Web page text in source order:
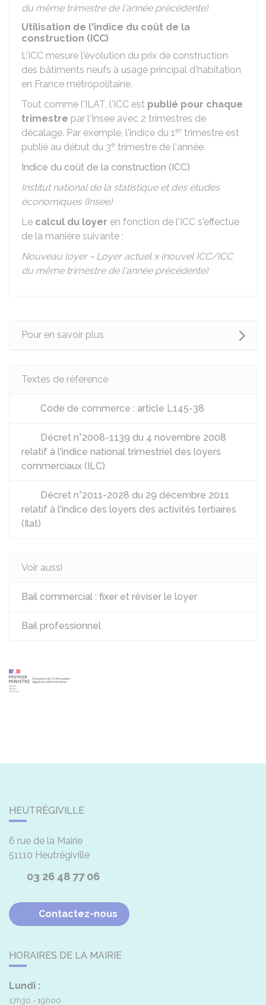
du même trimestre de l'année précédente)
Utilisation de l'indice du coût de la
construction (ICC)
L'ICC mesure l'évolution du prix de construction
des bâtiments neufs à usage principal d'habitation
en France métropolitaine.
Tout comme l'ILAT, l'ICC est publié pour chaque
trimestre par l'Insee avec 2 trimestres de
décalage. Par exemple, l'indice du 1er trimestre est
publié au début du 3e trimestre de l'année.
Indice du coût de la construction (ICC)
Institut national de la statistique et des études
économiques (Insee)
Le calcul du loyer en fonction de l'ICC s'effectue
de la manière suivante :
Nouveau loyer = Loyer actuel x (nouvel ICC/ICC
du même trimestre de l'année précédente)
Pour en savoir plus
Textes de référence
Code de commerce : article L145-38
Décret n°2008-1139 du 4 novembre 2008
relatif à l'indice national trimestriel des loyers
commerciaux (ILC)
Décret n°2011-2028 du 29 décembre 2011
relatif à l'indice des loyers des activités tertiaires
(Ilat)
Voir aussi
Bail commercial : fixer et réviser le loyer
Bail professionnel
HEUTRÉGIVILLE
6 rue de la Mairie
51110 Heutrégiville
03 26 48 77 06
Contactez-nous
HORAIRES DE LA MAIRIE
Lundi :
17h30 - 19h00